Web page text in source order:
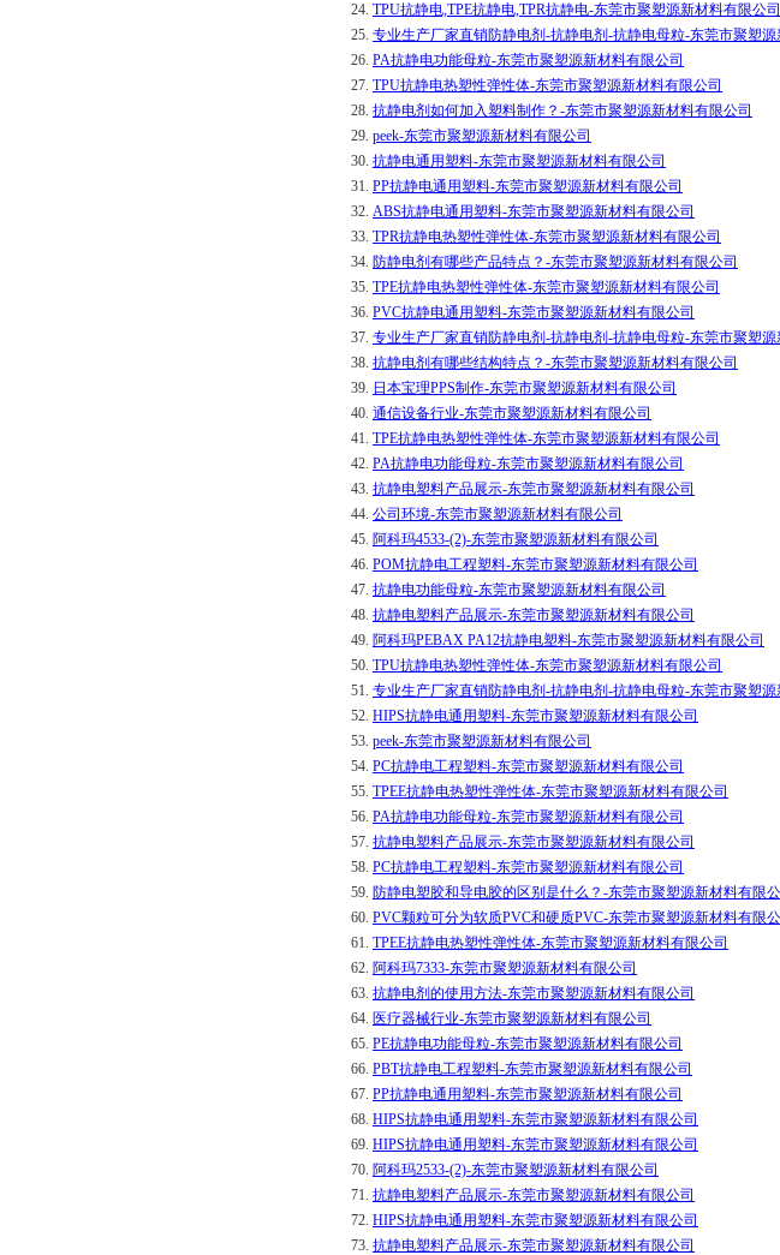
24. TPU抗静电,TPE抗静电,TPR抗静电-东莞市聚塑源新材料有限公司
25. 专业生产厂家直销防静电剂-抗静电剂-抗静电母粒-东莞市聚塑源
26. PA抗静电功能母粒-东莞市聚塑源新材料有限公司
27. TPU抗静电热塑性弹性体-东莞市聚塑源新材料有限公司
28. 抗静电剂如何加入塑料制作？-东莞市聚塑源新材料有限公司
29. peek-东莞市聚塑源新材料有限公司
30. 抗静电通用塑料-东莞市聚塑源新材料有限公司
31. PP抗静电通用塑料-东莞市聚塑源新材料有限公司
32. ABS抗静电通用塑料-东莞市聚塑源新材料有限公司
33. TPR抗静电热塑性弹性体-东莞市聚塑源新材料有限公司
34. 防静电剂有哪些产品特点？-东莞市聚塑源新材料有限公司
35. TPE抗静电热塑性弹性体-东莞市聚塑源新材料有限公司
36. PVC抗静电通用塑料-东莞市聚塑源新材料有限公司
37. 专业生产厂家直销防静电剂-抗静电剂-抗静电母粒-东莞市聚塑源
38. 抗静电剂有哪些结构特点？-东莞市聚塑源新材料有限公司
39. 日本宝理PPS制作-东莞市聚塑源新材料有限公司
40. 通信设备行业-东莞市聚塑源新材料有限公司
41. TPE抗静电热塑性弹性体-东莞市聚塑源新材料有限公司
42. PA抗静电功能母粒-东莞市聚塑源新材料有限公司
43. 抗静电塑料产品展示-东莞市聚塑源新材料有限公司
44. 公司环境-东莞市聚塑源新材料有限公司
45. 阿科玛4533-(2)-东莞市聚塑源新材料有限公司
46. POM抗静电工程塑料-东莞市聚塑源新材料有限公司
47. 抗静电功能母粒-东莞市聚塑源新材料有限公司
48. 抗静电塑料产品展示-东莞市聚塑源新材料有限公司
49. 阿科玛PEBAX PA12抗静电塑料-东莞市聚塑源新材料有限公司
50. TPU抗静电热塑性弹性体-东莞市聚塑源新材料有限公司
51. 专业生产厂家直销防静电剂-抗静电剂-抗静电母粒-东莞市聚塑源
52. HIPS抗静电通用塑料-东莞市聚塑源新材料有限公司
53. peek-东莞市聚塑源新材料有限公司
54. PC抗静电工程塑料-东莞市聚塑源新材料有限公司
55. TPEE抗静电热塑性弹性体-东莞市聚塑源新材料有限公司
56. PA抗静电功能母粒-东莞市聚塑源新材料有限公司
57. 抗静电塑料产品展示-东莞市聚塑源新材料有限公司
58. PC抗静电工程塑料-东莞市聚塑源新材料有限公司
59. 防静电塑胶和导电胶的区别是什么？-东莞市聚塑源新材料有限
60. PVC颗粒可分为软质PVC和硬质PVC-东莞市聚塑源新材料有限
61. TPEE抗静电热塑性弹性体-东莞市聚塑源新材料有限公司
62. 阿科玛7333-东莞市聚塑源新材料有限公司
63. 抗静电剂的使用方法-东莞市聚塑源新材料有限公司
64. 医疗器械行业-东莞市聚塑源新材料有限公司
65. PE抗静电功能母粒-东莞市聚塑源新材料有限公司
66. PBT抗静电工程塑料-东莞市聚塑源新材料有限公司
67. PP抗静电通用塑料-东莞市聚塑源新材料有限公司
68. HIPS抗静电通用塑料-东莞市聚塑源新材料有限公司
69. HIPS抗静电通用塑料-东莞市聚塑源新材料有限公司
70. 阿科玛2533-(2)-东莞市聚塑源新材料有限公司
71. 抗静电塑料产品展示-东莞市聚塑源新材料有限公司
72. HIPS抗静电通用塑料-东莞市聚塑源新材料有限公司
73. 抗静电塑料产品展示-东莞市聚塑源新材料有限公司